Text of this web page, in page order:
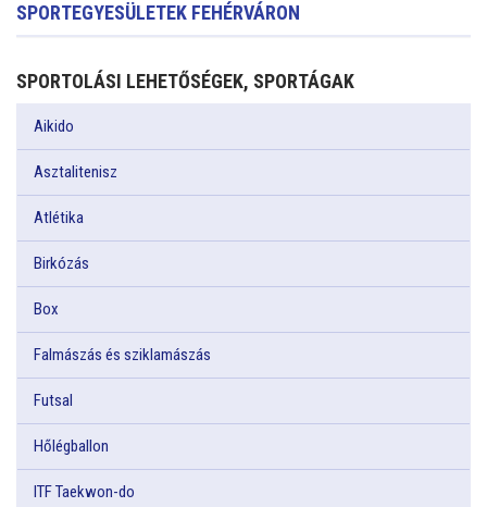
SPORTEGYESÜLETEK FEHÉRVÁRON
SPORTOLÁSI LEHETŐSÉGEK, SPORTÁGAK
Aikido
Asztalitenisz
Atlétika
Birkózás
Box
Falmászás és sziklamászás
Futsal
Hőlégballon
ITF Taekwon-do